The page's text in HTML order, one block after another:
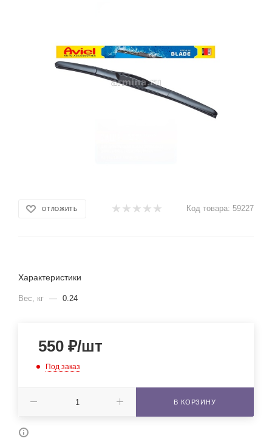
ОТЛОЖИТЬ Код товара: 59227
Характеристики
Вес, кг — 0.24
550 ₽/шт
Под заказ
В КОРЗИНУ